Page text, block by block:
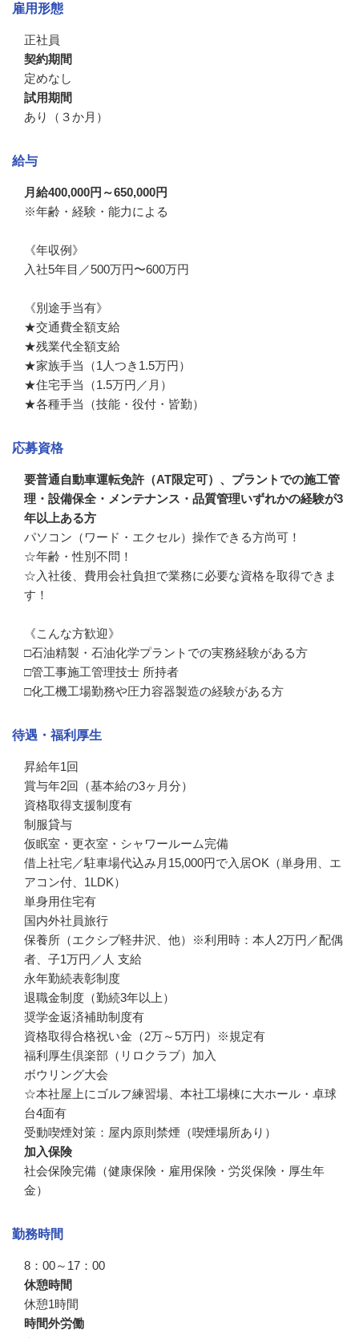
雇用形態
正社員
契約期間
定めなし
試用期間
あり（３か月）
給与
月給400,000円～650,000円
※年齢・経験・能力による
《年収例》
入社5年目／500万円〜600万円
《別途手当有》
★交通費全額支給
★残業代全額支給
★家族手当（1人つき1.5万円）
★住宅手当（1.5万円／月）
★各種手当（技能・役付・皆勤）
応募資格
要普通自動車運転免許（AT限定可）、プラントでの施工管
理・設備保全・メンテナンス・品質管理いずれかの経験が3
年以上ある方
パソコン（ワード・エクセル）操作できる方尚可！
☆年齢・性別不問！
☆入社後、費用会社負担で業務に必要な資格を取得できま
す！
《こんな方歓迎》
□石油精製・石油化学プラントでの実務経験がある方
□管工事施工管理技士 所持者
□化工機工場勤務や圧力容器製造の経験がある方
待遇・福利厚生
昇給年1回
賞与年2回（基本給の3ヶ月分）
資格取得支援制度有
制服貸与
仮眠室・更衣室・シャワールーム完備
借上社宅／駐車場代込み月15,000円で入居OK（単身用、エ
アコン付、1LDK）
単身用住宅有
国内外社員旅行
保養所（エクシブ軽井沢、他）※利用時：本人2万円／配偶
者、子1万円／人 支給
永年勤続表彰制度
退職金制度（勤続3年以上）
奨学金返済補助制度有
資格取得合格祝い金（2万～5万円）※規定有
福利厚生倶楽部（リロクラブ）加入
ボウリング大会
☆本社屋上にゴルフ練習場、本社工場棟に大ホール・卓球
台4面有
受動喫煙対策：屋内原則禁煙（喫煙場所あり）
加入保険
社会保険完備（健康保険・雇用保険・労災保険・厚生年
金）
勤務時間
8：00～17：00
休憩時間
休憩1時間
時間外労働